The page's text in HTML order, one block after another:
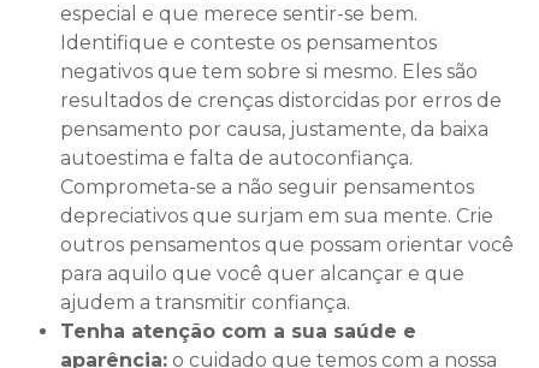
especial e que merece sentir-se bem.
Identifique e conteste os pensamentos
negativos que tem sobre si mesmo. Eles são
resultados de crenças distorcidas por erros de
pensamento por causa, justamente, da baixa
autoestima e falta de autoconfiança.
Comprometa-se a não seguir pensamentos
depreciativos que surjam em sua mente. Crie
outros pensamentos que possam orientar você
para aquilo que você quer alcançar e que
ajudem a transmitir confiança.
Tenha atenção com a sua saúde e
aparência: o cuidado que temos com a nossa